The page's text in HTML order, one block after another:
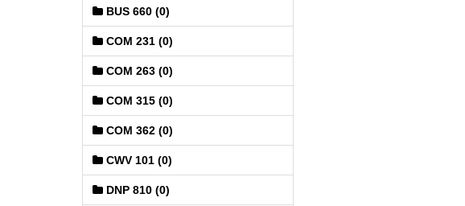
BUS 660 (0)
COM 231 (0)
COM 263 (0)
COM 315 (0)
COM 362 (0)
CWV 101 (0)
DNP 810 (0)